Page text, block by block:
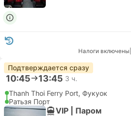
Налоги включены
Подтверждается сразу
10:45 13:45 3 ч.
Thanh Thoi Ferry Port, Фукуок
Ратьзя Порт
VIP | Паром